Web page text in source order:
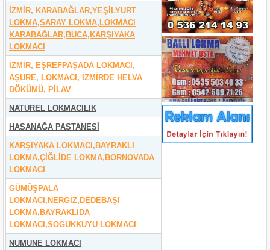
İZMİR, KARABAĞLAR,YEŞİLYURT
LOKMA,SARAY LOKMA,LOKMACI
KARABAĞLAR,BUCA,KARŞIYAKA
LOKMACI
İZMİR, EŞREFPAŞADA LOKMACI,
AŞURE, LOKMACI, İZMİRDE HELVA
DÖKÜMÜ, PİLAV
NATUREL LOKMACILIK
HASANAĞA PASTANESİ
KARŞIYAKA LOKMACI,BAYRAKLI
LOKMA,ÇİĞLİDE LOKMA,BORNOVADA
LOKMACI
GÜMÜŞPALA
LOKMACI,NERGİZ,DEDEBAŞI
LOKMA,BAYRAKLIDA
LOKMACI,SOĞUKKUYU LOKMACI
NUMUNE LOKMACI